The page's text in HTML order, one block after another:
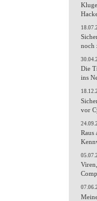
noch
Die
ins
vor
Raus